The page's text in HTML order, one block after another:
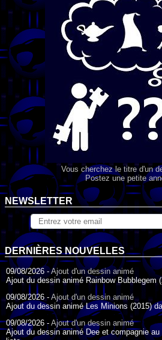
Vous cherchez le titre d'un
Postez une petite
NEWSLETTER
DERNIÈRES NOUVELLES
09/08/2026 -Ajout d'un dessin animé
Ajout du dessin animé Rainbow Bubblegem
09/08/2026 -Ajout d'un dessin animé
Ajout du dessin animé Les Minions (2015)
09/08/2026 - Ajout d'un dessin animé
Ajout du dessin animé Dee et compagnie